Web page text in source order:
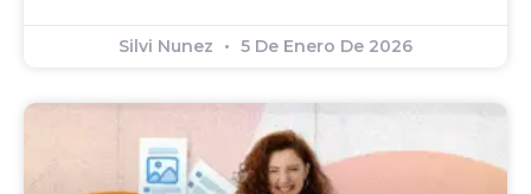
Silvi Nunez 5 De Enero De 2026